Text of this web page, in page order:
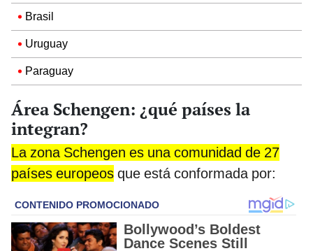
Brasil
Uruguay
Paraguay
Área Schengen: ¿qué países la
integran?
La zona Schengen es una comunidad de 27
países europeos que está conformada por: